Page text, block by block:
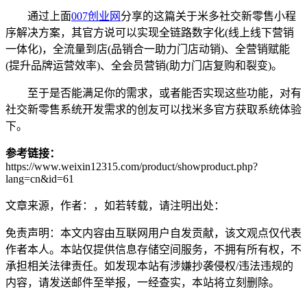
通过上面007创业网 分享的这篇关于米多社交新零售小程
序解决方案，其官方说可以实现全链路数字化(线上线下营销
一体化)，全流量到店(品销合一助力门店动销)、全营销赋能
(提升品牌运营效率)、全会员营销(助力门店复购和裂变)。
至于是否能满足你的需求，或者能否实现这些功能，对有
社交新零售系统开发需求的创友可以找米多官方获取系统体验
下。
参考链接：
https://www.weixin12315.com/product/showproduct.php?
lang=cn&id=61
文章来源，作者：，如若转载，请注明出处：
免责声明：本文内容由互联网用户自发贡献，该文观点仅代表
作者本人。本站仅提供信息存储空间服务，不拥有所有权，不
承担相关法律责任。如发现本站有涉嫌抄袭侵权/违法违规的
内容，请发送邮件至举报，一经查实，本站将立刻删除。